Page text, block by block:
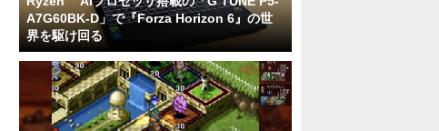
A7G60BK-D」で『Forza Horizon 6』の世
界を駆け回る